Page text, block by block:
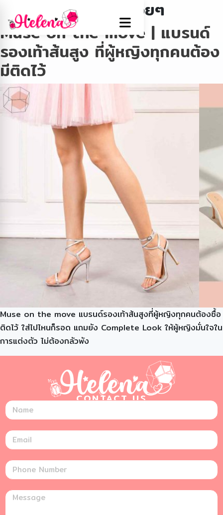
Tag:รองเท้าส้นสูงสวยๆ
Muse on the move | แบรนด์
รองเท้าส้นสูง ที่ผู้หญิงทุกคนต้อง
มีติดไว้
Muse on the move แบรนด์รองเท้าส้นสูงที่ผู้หญิงทุกคนต้องซื้อ
ติดไว้ ใส่ไปไหนก็รอด แถมยัง Complete Look ให้ผู้หญิงมั่นใจใน
การแต่งตัว ไม่ต้องกลัวพัง
CONTACT US